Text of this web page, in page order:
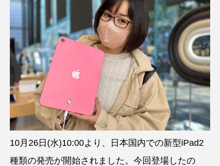
10月26日(水)10:00より、日本国内での新型iPad2
種類の発売が開始されました。今回登場したの